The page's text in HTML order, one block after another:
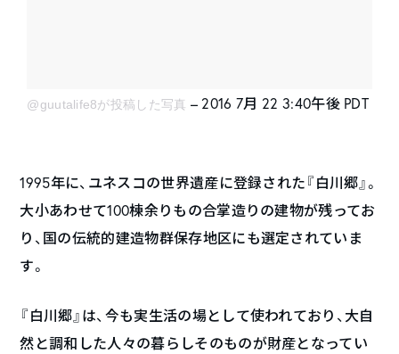
@guutalife8が投稿した写真 – 2016 7月 22 3:40午後 PDT
1995年に、ユネスコの世界遺産に登録された『白川郷』。
大小あわせて100棟余りもの合掌造りの建物が残ってお
り、国の伝統的建造物群保存地区にも選定されていま
す。
『白川郷』は、今も実生活の場として使われており、大自
然と調和した人々の暮らしそのものが財産となってい